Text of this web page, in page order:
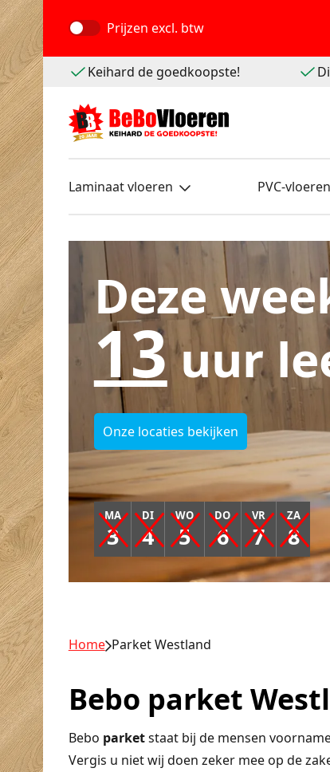
Prijzen excl. btw
Keihard de goedkoopste!
Laminaat vloeren PVC-vloeren
Deze
13uur
Onze locaties bekijken
MA
3
DI
4
WO
5
DO
6
VR
7
ZA
8
Home Parket Westland
Bebo parket
Bebo parketstaat bij de mensen
Vergis u niet wij doen zeker mee op de